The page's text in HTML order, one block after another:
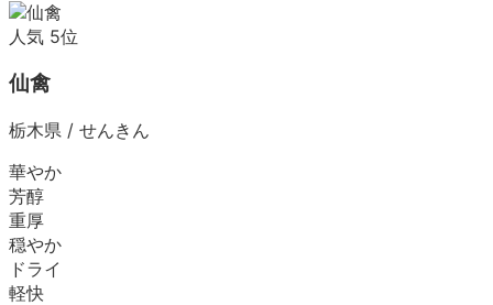
人気 5位
仙禽
栃木県 / せんきん
華やか
芳醇
重厚
穏やか
ドライ
軽快